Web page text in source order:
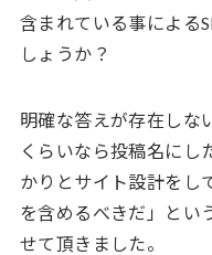
含まれている事による
しょうか？
明確な答えが存在しな
くらいなら投稿名にし
かりとサイト設計をし
を含めるべきだ」とい
せて頂きました。